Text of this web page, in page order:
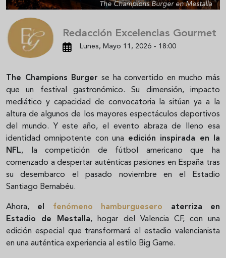
The Champions Burger en Mestalla
Redacción Excelencias Gourmet
Lunes, Mayo 11, 2026 - 18:00
The Champions Burger se ha convertido en mucho más
que un festival gastronómico. Su dimensión, impacto
mediático y capacidad de convocatoria la sitúan ya a la
altura de algunos de los mayores espectáculos deportivos
del mundo. Y este año, el evento abraza de lleno esa
identidad omnipotente con una edición inspirada en la
NFL, la competición de fútbol americano que ha
comenzado a despertar auténticas pasiones en España tras
su desembarco el pasado noviembre en el Estadio
Santiago Bernabéu.
Ahora, el fenómeno hamburguesero aterriza en
Estadio de Mestalla, hogar del Valencia CF, con una
edición especial que transformará el estadio valencianista
en una auténtica experiencia al estilo Big Game.